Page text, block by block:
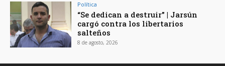
Política
“Se dedican a destruir” | Jarsún
cargó contra los libertarios
salteños
8 de agosto, 2026